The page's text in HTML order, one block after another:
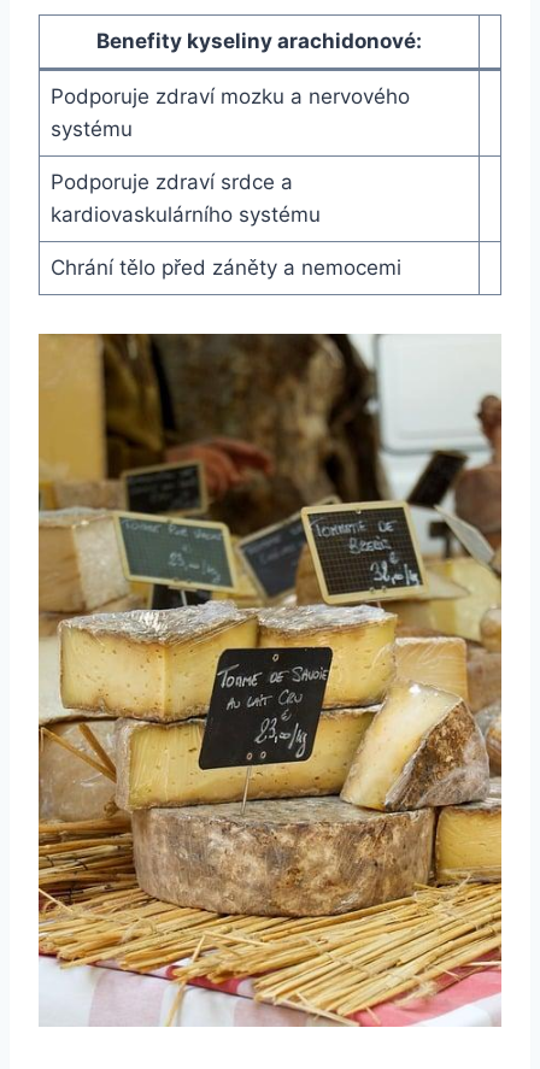
Benefity kyseliny arachidonové:
Podporuje zdraví mozku a nervového
systému
Podporuje zdraví srdce a
kardiovaskulárního systému
Chrání tělo před záněty a nemocemi